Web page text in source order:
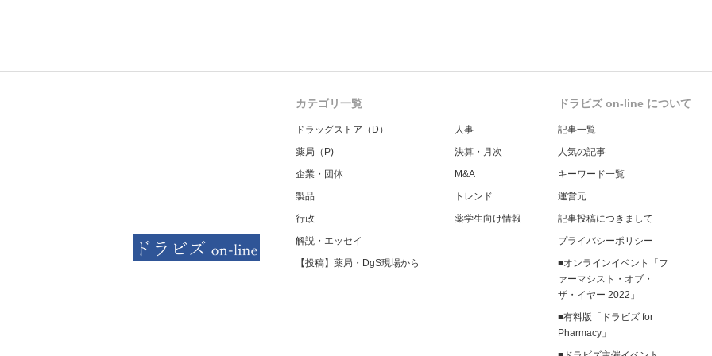
カテゴリ一覧
ドラッグストア（D）
薬局（P)
企業・団体
製品
行政
解説・エッセイ
【投稿】薬局・DgS現場から
人事
決算・月次
M&A
トレンド
薬学生向け情報
ドラビズ on-line について
記事一覧
人気の記事
キーワード一覧
運営元
記事投稿につきまして
プライバシーポリシー
■オンラインイベント「フ
ァーマシスト・オブ・
ザ・イヤー 2022」
■有料版「ドラビズ for
Pharmacy」